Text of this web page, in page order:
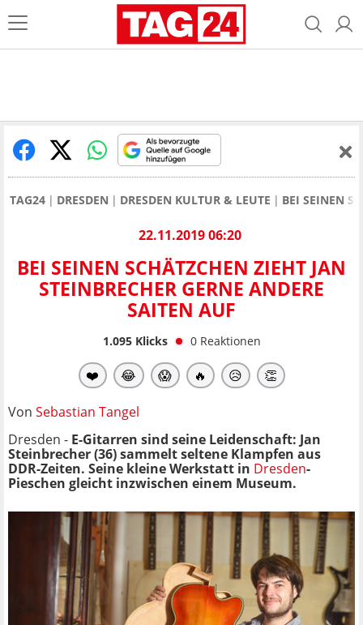
TAG24 DRESDEN DRESDEN KULTUR & LEUTE BEI SEINEN
22.11.2019 06:20
BEI SEINEN SCHÄTZCHEN ZIEHT JAN
STEINBRECHER GERNE ANDERE
SAITEN AUF
1.095Klicks 0 Reaktionen
❤️ 😂 😱 🔥 😥 👏
Von Sebastian Tangel
Dresden - E-Gitarren sind seine Leidenschaft: Jan
Steinbrecher (36) sammelt seltene Klampfen aus
DDR-Zeiten. Seine kleine Werkstatt in Dresden-
Pieschen gleicht inzwischen einem Museum.